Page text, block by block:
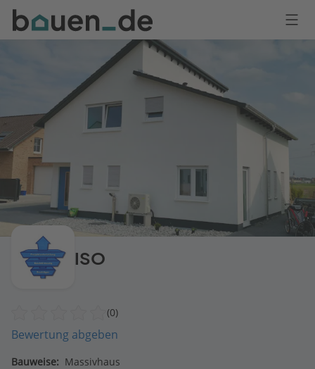
Bauen
Logo
ISO
(0)
Bewertung abgeben
Bauweise: Massivhaus